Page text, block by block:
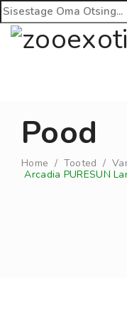
Pood
Home / Tooted /
Arcadia PURESUN